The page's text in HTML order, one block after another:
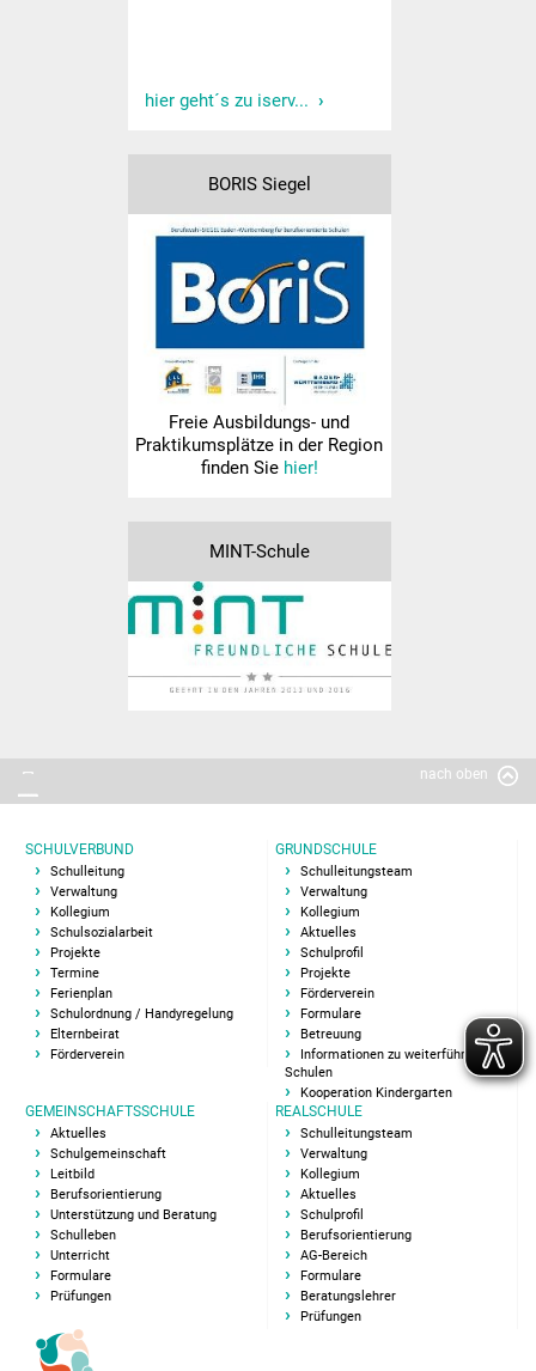
Ganztagesschule
Schulreifes Kind
Sport und Bewegung
Kooperation KiGa
Lesebegleiter
Koko Reli
Förderverein
Formulare
Kooperation Kindergarten
Gemeinschaftsschule
Aktuelles
Schulgemeinschaft
Schulleitungsteam
Sekretariat GMS
Kollegium
Pädag. Assistentin
Hausmeister
hier geht´s zu iserv...
BORIS Siegel
Freie Ausbildungs- und
Praktikumsplätze in der Region
finden Sie hier!
MINT-Schule
nach oben
SCHULVERBUND
Schulleitung
Verwaltung
Kollegium
Schulsozialarbeit
Projekte
Termine
Ferienplan
Schulordnung / Handyregelung
Elternbeirat
Förderverein
GRUNDSCHULE
Schulleitungsteam
Verwaltung
Kollegium
Aktuelles
Schulprofil
Projekte
Förderverein
Formulare
Betreuung
Informationen zu weiterführenden
Schulen
Kooperation Kindergarten
GEMEINSCHAFTSSCHULE
Aktuelles
Schulgemeinschaft
Leitbild
Berufsorientierung
Unterstützung und Beratung
Schulleben
Unterricht
Formulare
Prüfungen
REALSCHULE
Schulleitungsteam
Verwaltung
Kollegium
Aktuelles
Schulprofil
Berufsorientierung
AG-Bereich
Formulare
Beratungslehrer
Prüfungen